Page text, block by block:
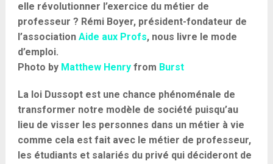
elle révolutionner l’exercice du métier de
professeur ? Rémi Boyer, président-fondateur de
l’association Aide aux Profs, nous livre le mode
d’emploi.
Photo by Matthew Henryfrom Burst
La loi Dussopt est une chance phénoménale de
transformer notre modèle de société puisqu’au
lieu de visser les personnes dans un métier à vie
comme cela est fait avec le métier de professeur,
les étudiants et salariés du privé qui décideront de